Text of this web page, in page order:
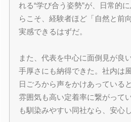
れる“学び合う姿勢”が、日常的
らこそ、経験者ほど「自然と前
実感できるはずだ。
また、代表を中心に面倒見が良
手厚さにも納得できた。社内は
日ごろから声をかけあっている
雰囲気も高い定着率に繋がって
も馴染みやすい同社なら、安心